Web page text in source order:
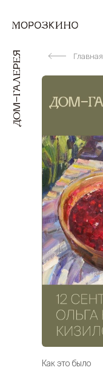
Главная
Как это было